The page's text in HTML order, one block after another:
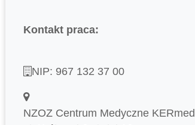
Kontakt praca:
NIP: 967 132 37 00
NZOZ Centrum Medyczne KERmed